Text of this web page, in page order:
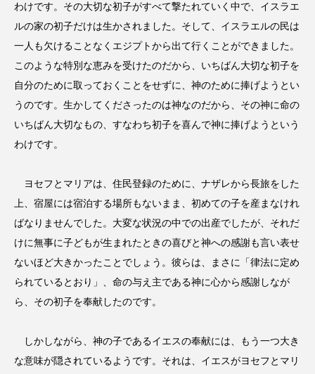
わけです。その大切な初子がすべて撃たれていく中で、イスラエ
ルの家の初子だけは生かされました。そして、イスラエルの民は
一人も欠けることなくエジプトから出て行くことができました。
このような特別な恵みを受けたのだから、いちばん大切な初子を
自分のために取っておくことをせずに、神のために捧げようとい
うのです。生かしてくださったのは神なのだから、その神に命の
いちばん大切なもの、すなわち初子を喜んで神に捧げようという
わけです。
ヨセフとマリアは、住民登録のために、ナザレから長旅をした
上、宿屋には宿泊する場所もないまま、初めての子を産まなけれ
ばなりませんでした。大変な状況の中での出産でしたが、それだ
けに無事に子どもが生まれたときの喜びと神への感謝も言い表せ
ないほど大きかったことでしょう。彼らは、まさに「律法に定め
られているとおり」、命の与え主である神に心から感謝しなが
ら、その初子を奉献したのです。
しかしながら、神の子であるイエスの奉献には、もう一つ大き
な意味が隠されているようです。それは、イエスがヨセフとマリ